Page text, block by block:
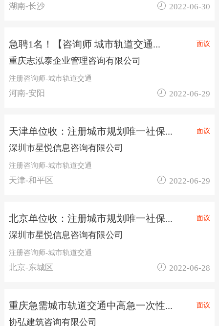
湖南-长沙  2022-06-30
急聘1名！【咨询师 城市轨道交通... 面议
重庆志泓泰企业管理咨询有限公司
注册咨询师-城市轨道交通
河南-安阳  2022-06-29
天津单位收：注册城市规划唯一社保... 面议
深圳市星悦信息咨询有限公司
注册咨询师-城市轨道交通
天津-和平区  2022-06-29
北京单位收：注册城市规划唯一社保... 面议
深圳市星悦信息咨询有限公司
注册咨询师-城市轨道交通
北京-东城区  2022-06-28
重庆急需城市轨道交通中高急一次性... 面议
协弘建筑咨询有限公司